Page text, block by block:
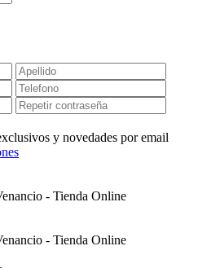
y novedades por email